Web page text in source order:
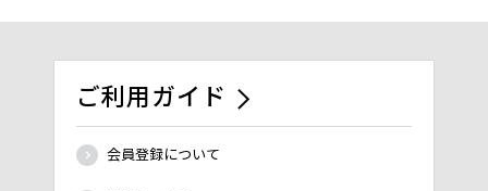
ご利用ガイド
会員登録について